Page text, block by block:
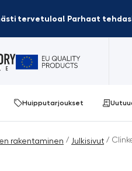
tervetuloa! Parhaat
Huipputarjoukset
rakentaminen / Julkisivut /